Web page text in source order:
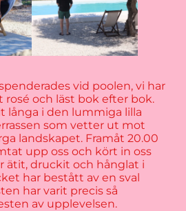
vid poolen, vi har
rosé och läst bok efter bok.
långa i den lummiga lilla
som vetter ut mot
landskapet. Framåt 20.00
upp oss och kört in oss
ätit, druckit och hånglat i
har bestått av en sval
har varit precis så
av upplevelsen.